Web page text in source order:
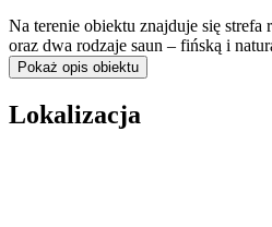
Na terenie obiektu znajduje się strefa
oraz dwa rodzaje saun – fińską i
Goście mogą korzystać z bogatego
prywatnej plaży
odpłatnego wynajęcia łodzi,
także bezpłatnego wypożyczenia
Pokaż opis obiektu
Lokalizacja